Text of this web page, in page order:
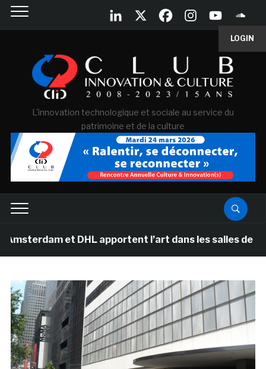
LOGIN
L'innovation technologique et sociale au service du
patrimoine et de la culture
et DHL apportent l’art dans les salles de classe